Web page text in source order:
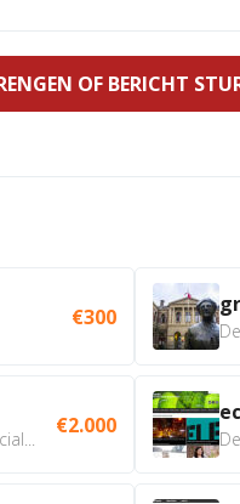
OF BERICHT
€300
€2.000